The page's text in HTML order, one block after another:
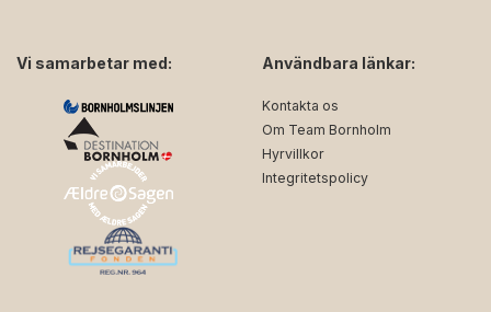
Vi samarbetar med: Användbara länkar:
Kontakta os
Om Team Bornholm
Hyrvillkor
Integritetspolicy